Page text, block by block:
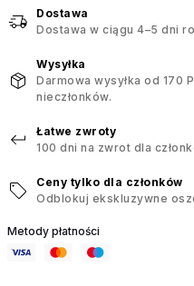
Dostawa
Dostawa w ciągu 4–5 dni
Wysyłka
Darmowa wysyłka od 170
nieczłonków.
Łatwe zwroty
100 dni na zwrot dla
Ceny tylko dla członków
Odblokuj ekskluzywne
Metody płatności